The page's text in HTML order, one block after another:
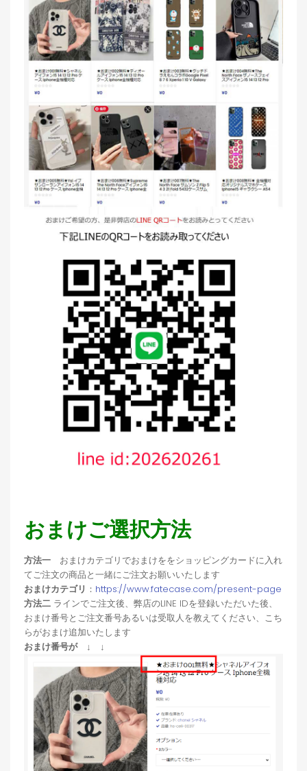
おまけご選択方法
方法一 おまけカテゴリでおまけををショッピングカードに入れ
てご注文の商品と一緒にご注文お願いいたします
おまけカテゴリ ： https://www.fatecase.com/present-page
方法二 ラインでご注文後、弊店のLINE IDを登録いただいた後、
おまけ番号とご注文番号あるいは受取人を教えてください、こち
らがおまけ追加いたします
おまけ番号が ↓ ↓